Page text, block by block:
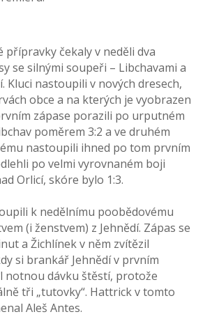
přípravky čekaly v neděli dva
se silnými soupeři – Libchavami a
Kluci nastoupili v nových dresech,
obce a na kterých je vyobrazen
zápase porazili po urputném
poměrem 3:2 a ve druhém
nastoupili ihned po tom prvním
po velmi vyrovnaném boji
Orlicí, skóre bylo 1:3.
k nedělnímu poobědovému
(i ženstvem) z Jehnědí. Zápas se
a Žichlínek v něm zvítězil
si brankář Jehnědí v prvním
notnou dávku štěstí, protože
tři „tutovky“. Hattrick v tomto
Aleš Antes.